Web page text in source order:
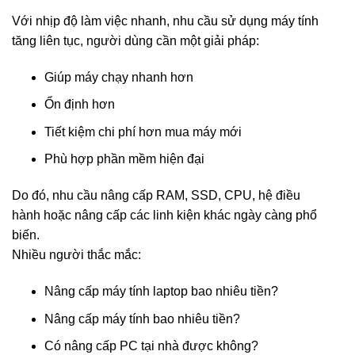
Với nhịp độ làm việc nhanh, nhu cầu sử dụng máy tính
tăng liên tục, người dùng cần một giải pháp:
Giúp máy chạy nhanh hơn
Ổn định hơn
Tiết kiệm chi phí hơn mua máy mới
Phù hợp phần mềm hiện đại
Do đó, nhu cầu nâng cấp RAM, SSD, CPU, hệ điều
hành hoặc nâng cấp các linh kiện khác ngày càng phổ
biến.
Nhiều người thắc mắc:
Nâng cấp máy tính laptop bao nhiêu tiền?
Nâng cấp máy tính bao nhiêu tiền?
Có nâng cấp PC tại nhà được không?